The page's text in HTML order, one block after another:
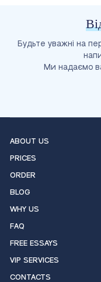
Будьте уважні на
Ми надаємо
ABOUT US
PRICES
ORDER
BLOG
WHY US
FAQ
FREE ESSAYS
VIP SERVICES
CONTACTS